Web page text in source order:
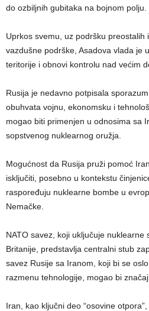
do ozbiljnih gubitaka na bojnom polju.
Uprkos svemu, uz podršku preostalih
vazdušne podrške, Asadova vlada je
teritorije i obnovi kontrolu nad većim
Rusija je nedavno potpisala
obuhvata vojnu, ekonomsku i
mogao biti primenjen u odnosima sa
sopstvenog nuklearnog oružja.
Mogućnost da Rusija pruži pomoć
isključiti, posebno u kontekstu
raspoređuju nuklearne bombe u
Nemačke.
NATO savez, koji uključuje nuklearne
Britanije, predstavlja centralni stub
savez Rusije sa Iranom, koji bi se
razmenu tehnologije, mogao bi
Iran, kao ključni deo “osovine